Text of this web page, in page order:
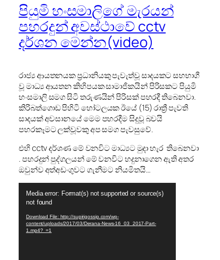
පියුමි හංසමාලිගේ මැරයන්
පහරදුන් අවස්ථාවේ cctv
දර්ශන මෙන්න(video)
රාජ්‍ය ආයතනයක ප්‍ර‍ධානියකු පැවැත්වූ සාදයකට සහභාගී
වූ මාධ්‍ය ආයතන කිහිපයක සාමාජිකයින් පිරිසකට පියුමි
හංසමාලි සමග සිටි තරුණයින් පිරිසක් පහරදී තිබෙනවා.
කිරිබත්ගොඩ පිහිටි හෝටලයක ඊයේ (15) රාත්‍රී පැවති
සාදයක් අවසානයේ මෙම පහරදීම සිදුවූ බවයි
පහරකෑමට ලක්වූවකු අප සමග පැවසුවේ.
එහි cctv දර්ශණ මේ වනවිට මාධ්‍යට මුදා හැර තිබෙනවා
. පහරදුන් පුද්ගලයන් මේ වනවිට හදුනාගෙන ඇති අතර
ඔවුන්ව අත්අඩංගුවට ගැනීමට නියමිතයි…
Player
Media error: Format(s) not supported or source(s)
not found
Download File: http://supirigossip.com/wp-
content/uploads/2017/03/Derana-News-16_03_2017-Part-
1.mp4?_=1